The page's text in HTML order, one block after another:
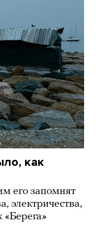
как
его запомнят
электричества,